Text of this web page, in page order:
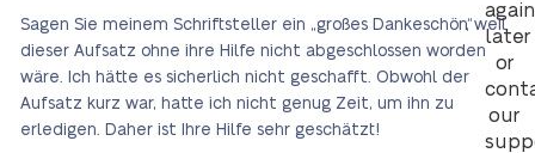
again
later
or
our
Sagen Sie meinem Schriftsteller ein „großes Dankeschön“, weil
dieser Aufsatz ohne ihre Hilfe nicht abgeschlossen worden
wäre. Ich hätte es sicherlich nicht geschafft. Obwohl der
Aufsatz kurz war, hatte ich nicht genug Zeit, um ihn zu
erledigen. Daher ist Ihre Hilfe sehr geschätzt!